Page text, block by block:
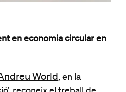
en economia circular en
World , en la